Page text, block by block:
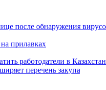
после обнаружения
прилавках
работодатели в
перечень закупа